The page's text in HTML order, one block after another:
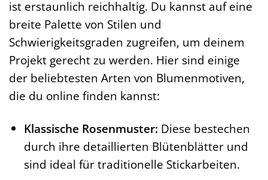
ist erstaunlich reichhaltig. Du kannst auf eine
breite Palette von Stilen und
Schwierigkeitsgraden zugreifen, um deinem
Projekt gerecht zu werden. Hier sind einige
der beliebtesten Arten von Blumenmotiven,
die du online finden kannst:
Klassische Rosenmuster: Diese bestechen
durch ihre detaillierten Blütenblätter und
sind ideal für traditionelle Stickarbeiten.